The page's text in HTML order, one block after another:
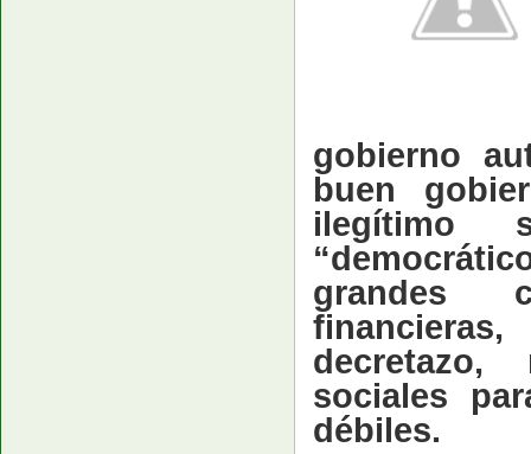
gobierno
buen
ilegítimo
grandes
decretazo,
sociales
débiles.